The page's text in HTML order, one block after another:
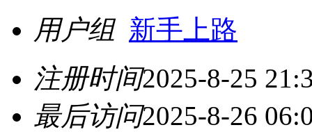
用户组 新手上路
注册时间2025-8-25
最后访问2025-8-26